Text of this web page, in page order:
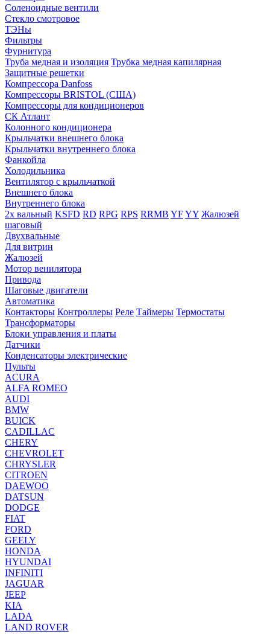
Соленоидные вентили
Стекло смотровое
ТЭНы
Фильтры
Фурнитура
Труба медная и изоляция Трубка медная капилярная
Защитные решетки
Компрессора Danfoss
Компрессоры BRISTOL (США)
Компрессоры для кондиционеров
СК Атлант
Колонного кондиционера
Крыльчатки внешнего блока
Крыльчатки внутреннего блока
Фанкойла
Холодильника
Вентилятор с крыльчаткой
Внешнего блока
Внутреннего блока
2х вальный KSFD RD RPG RPS RRMB YFYY Жалюзей
шаговый
Двухвальные
Для витрин
Жалюзей
Мотор венилятора
Привода
Шаговые двигатели
Автоматика
Контакторы Контроллеры Реле Таймеры Термостаты
Трансформаторы
Блоки управления и платы
Датчики
Конденсаторы электрические
Пульты
ACURA
ALFA ROMEO
AUDI
BMW
BUICK
CADILLAC
CHERY
CHEVROLET
CHRYSLER
CITROEN
DAEWOO
DATSUN
DODGE
FIAT
FORD
GEELY
HONDA
HYUNDAI
INFINITI
JAGUAR
JEEP
KIA
LADA
LAND ROVER